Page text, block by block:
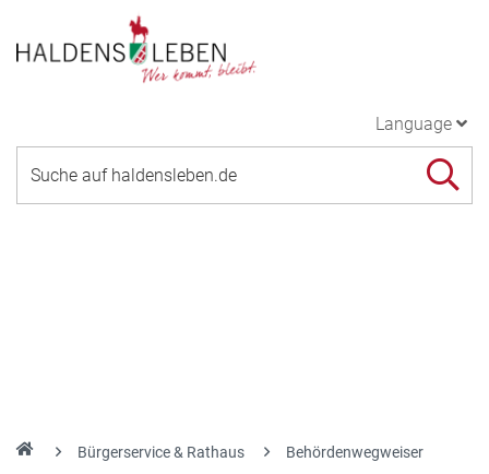
Language
Bürgerservice & Rathaus Behördenwegweiser